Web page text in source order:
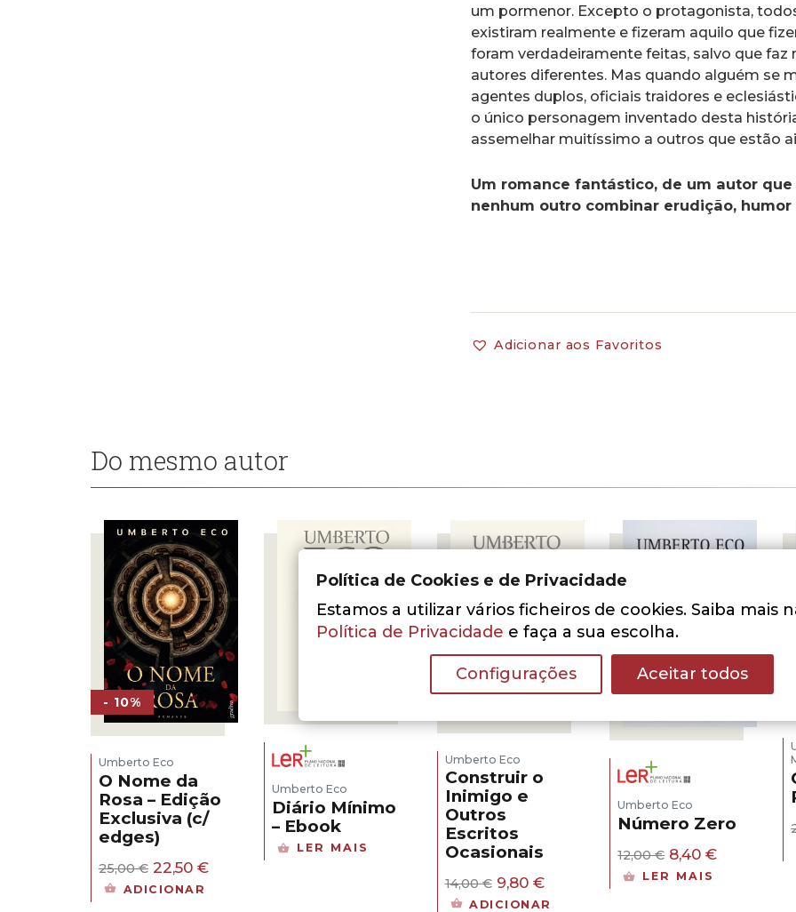
um pormenor. Excepto o protagonista,
existiram realmente e fizeram aquilo que
foram verdadeiramente feitas, salvo que
autores diferentes. Mas quando alguém se
agentes duplos, oficiais traidores e
o único personagem inventado desta
assemelhar muitíssimo a outros que estão
Um romance fantástico, de um autor
nenhum outro combinar erudição, humor
Adicionar aos Favoritos
Do mesmo autor
- 10%
Umberto Eco
O Nome da
Rosa – Edição
Exclusiva (c/
edges)
25,00€ O
preço
original
22,50 €O
ADICIONAR
Umberto Eco
Diário Mínimo
– Ebook
LER MAIS
- 30%
Umberto Eco
Construir o
Inimigo e
Outros
Escritos
Ocasionais
14,00€ O
preço
9,80 €O
preço
ADICIONAR
Umberto Eco
Número Zero
12,00€ O
preço
original
8,40€O
LER MAIS
Política de Cookies e de Privacidade
Estamos a utilizar vários ficheiros de cookies. Saiba mais
Política de Privacidade e faça a sua escolha.
Configurações Aceitar todos